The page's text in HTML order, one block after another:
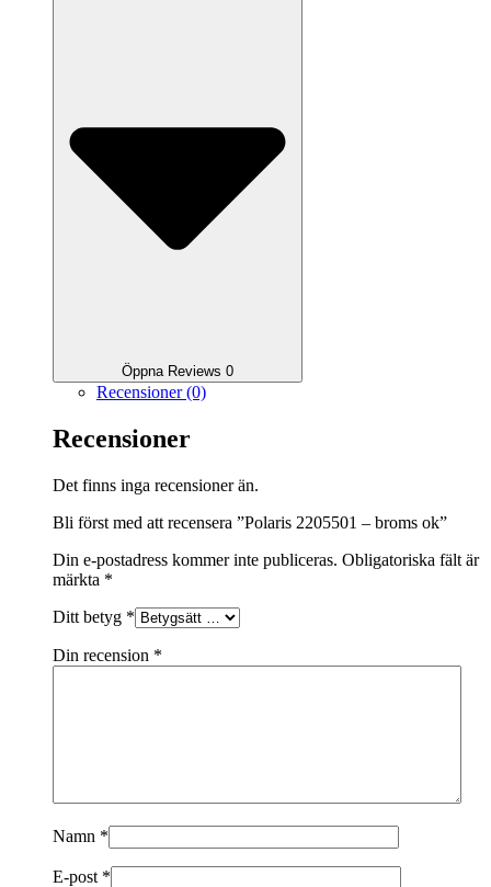
Öppna Reviews 0
Recensioner (0)
Recensioner
Det finns inga recensioner än.
Bli först med att recensera ”Polaris 2205501 – broms ok”
Din e-postadress kommer inte publiceras. Obligatoriska fält är
märkta *
Ditt betyg *
Din recension *
Namn *
E-post *